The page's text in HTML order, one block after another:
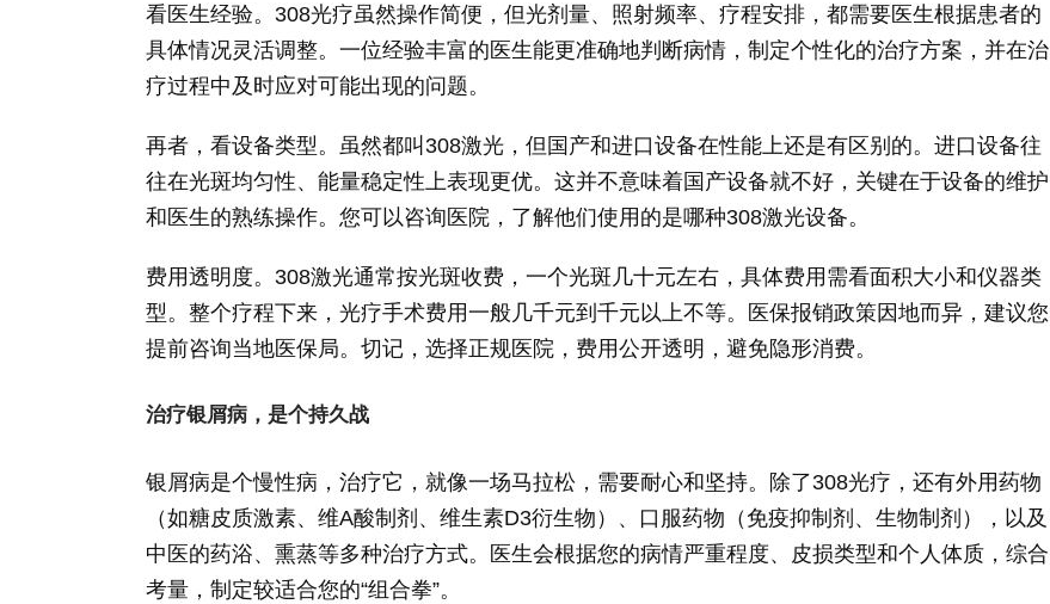
看医生经验。308光疗虽然操作简便，但光剂量、照射频率、疗程安排，都需要医生根据患者的
具体情况灵活调整。一位经验丰富的医生能更准确地判断病情，制定个性化的治疗方案，并在治
疗过程中及时应对可能出现的问题。
再者，看设备类型。虽然都叫308激光，但国产和进口设备在性能上还是有区别的。进口设备往
往在光斑均匀性、能量稳定性上表现更优。这并不意味着国产设备就不好，关键在于设备的维护
和医生的熟练操作。您可以咨询医院，了解他们使用的是哪种308激光设备。
费用透明度。308激光通常按光斑收费，一个光斑几十元左右，具体费用需看面积大小和仪器类
型。整个疗程下来，光疗手术费用一般几千元到千元以上不等。医保报销政策因地而异，建议您
提前咨询当地医保局。切记，选择正规医院，费用公开透明，避免隐形消费。
治疗银屑病，是个持久战
银屑病是个慢性病，治疗它，就像一场马拉松，需要耐心和坚持。除了308光疗，还有外用药物
（如糖皮质激素、维A酸制剂、维生素D3衍生物）、口服药物（免疫抑制剂、生物制剂），以及
中医的药浴、熏蒸等多种治疗方式。医生会根据您的病情严重程度、皮损类型和个人体质，综合
考量，制定较适合您的“组合拳”。